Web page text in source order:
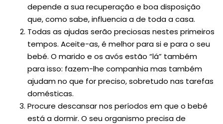
depende a sua recuperação e boa disposição
que, como sabe, influencia a de toda a casa.
Todas as ajudas serão preciosas nestes primeiros
tempos. Aceite-as, é melhor para si e para o seu
bebé. O marido e os avós estão “lá” também
para isso: fazem-lhe companhia mas também
ajudam no que for preciso, sobretudo nas tarefas
domésticas.
Procure descansar nos períodos em que o bebé
está a dormir. O seu organismo precisa de